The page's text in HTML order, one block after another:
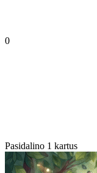
0
Pasidalino 1 kartus